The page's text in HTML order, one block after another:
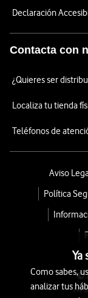
Declaración
Contacta con
¿Quieres ser
Localiza tu tienda
Teléfonos de
Aviso
Política
©
Ya
Como sabes,
analizar tus